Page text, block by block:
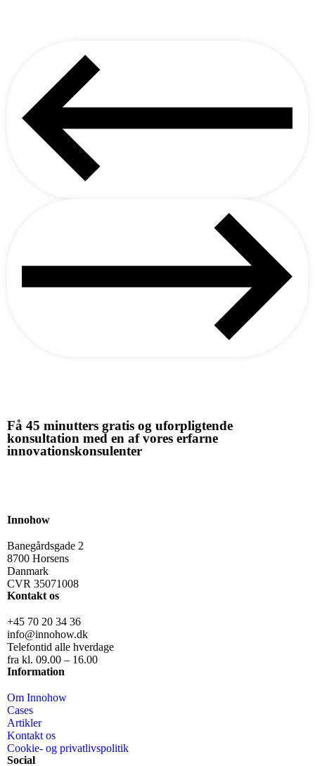
Få 45 minutters gratis og uforpligtende
konsultation med en af vores erfarne
innovationskonsulenter
Innohow
Banegårdsgade 2
8700 Horsens
Danmark
CVR 35071008
Kontakt os
+45 70 20 34 36
info@innohow.dk
Telefontid alle hverdage
fra kl. 09.00 – 16.00
Information
Om Innohow
Cases
Artikler
Kontakt os
Cookie- og privatlivspolitik
Social